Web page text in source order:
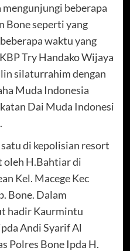
beberapa
Bone seperti yang
waktu yang
Try Handako Wijaya
silaturrahim dengan
Muda Indonesia
Dai Muda Indonesi
di kepolisian resort
oleh H.Bahtiar di
Kel. Macege Kec
Bone. Dalam
hadir Kaurmintu
Andi Syarif Al
Polres Bone Ipda H.